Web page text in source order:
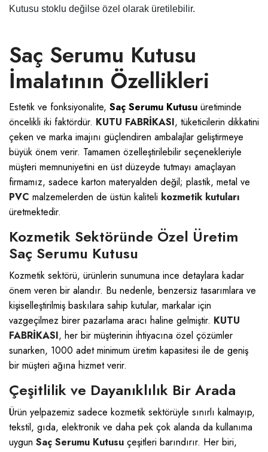
Kutusu stoklu değilse özel olarak üretilebilir.
Saç Serumu Kutusu
İmalatının Özellikleri
Estetik ve fonksiyonalite, Saç Serumu Kutusu üretiminde
öncelikli iki faktördür. KUTU FABRİKASI, tüketicilerin dikkatini
çeken ve marka imajını güçlendiren ambalajlar geliştirmeye
büyük önem verir. Tamamen özelleştirilebilir seçenekleriyle
müşteri memnuniyetini en üst düzeyde tutmayı amaçlayan
firmamız, sadece karton materyalden değil; plastik, metal ve
PVC malzemelerden de üstün kaliteli kozmetik kutuları
üretmektedir.
Kozmetik Sektöründe Özel Üretim
Saç Serumu Kutusu
Kozmetik sektörü, ürünlerin sunumuna ince detaylara kadar
önem veren bir alandır. Bu nedenle, benzersiz tasarımlara ve
kişiselleştirilmiş baskılara sahip kutular, markalar için
vazgeçilmez birer pazarlama aracı haline gelmiştir. KUTU
FABRİKASI, her bir müşterinin ihtiyacına özel çözümler
sunarken, 1000 adet minimum üretim kapasitesi ile de geniş
bir müşteri ağına hizmet verir.
Çeşitlilik ve Dayanıklılık Bir Arada
Ürün yelpazemiz sadece kozmetik sektörüyle sınırlı kalmayıp,
tekstil, gıda, elektronik ve daha pek çok alanda da kullanıma
uygun Saç Serumu Kutusu çeşitleri barındırır. Her biri,